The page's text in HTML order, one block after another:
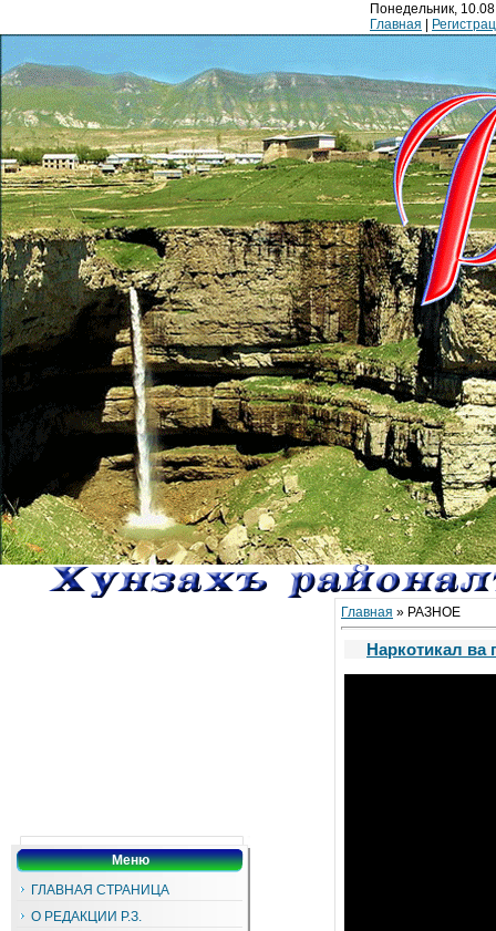
Понедельник,
Главная
Меню
ГЛАВНАЯ СТРАНИЦА
О РЕДАКЦИИ Р.З.
Главная » РАЗНОЕ
Наркотикал ва